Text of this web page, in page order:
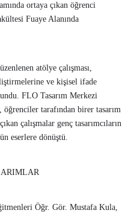
ortaya çıkan öğrenci
Fuaye Alanında
atölye çalışması,
ve kişisel ifade
FLO Tasarım Merkezi
öğrenciler tarafından birer tasarım
çalışmalar genç tasarımcıların
eserlere dönüştü.
Öğr. Gör. Mustafa Kula,